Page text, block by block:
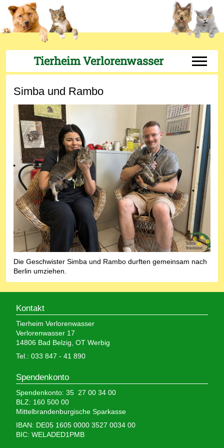
Tierheim Verlorenwasser Off-
Simba und Rambo
Die Geschwister Simba und Rambo durften gemeinsam nach
Berlin umziehen.
Kontakt
Tierheim Verlorenwasser
Verlorenwasser 17
14806 Bad Belzig, OT Werbig
Tel.: 033 847 - 41 890
Spendenkonto
Spendenkonto: 35 27 00 34 00
BLZ: 160 500 00
Mittelbrandenburgische Sparkasse
IBAN: DE05 1605 0000 3527 0034 00
BIC: WELADED1PMB